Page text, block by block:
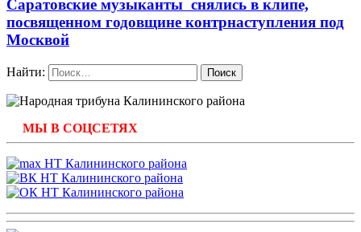
Саратовские музыканты снялись в клипе,
посвященном годовщине контрнаступления под
Москвой
Найти:
МЫ В СОЦСЕТЯХ